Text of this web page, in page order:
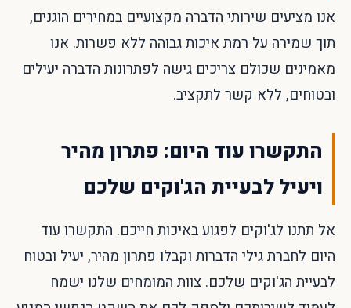
אנו מציעים שירותי הדברה מקצועיים במחירים הוגנים,
תוך שמירה על רמת איכות גבוהה ללא פשרות. אנו
מאמינים שכולם צריכים גישה לפתרונות הדברה יעילים
ובטוחים, ללא קשר לתקציב.
התקשרו עוד היום: פתרון מהיר
ויעיל לבעיית הג'וקים שלכם
אל תתנו לג'וקים לפגוע באיכות חייכם. התקשרו עוד
היום לחברת גילי הדברות וקבלו פתרון מהיר, יעיל ובטוח
לבעיית הג'וקים שלכם. צוות המומחים שלנו ישמח